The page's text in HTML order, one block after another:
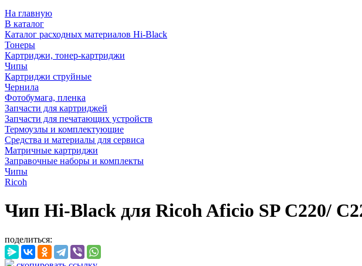
На главную
В каталог
Каталог расходных материалов Hi-Black
Тонеры
Картриджи, тонер-картриджи
Чипы
Картриджи струйные
Чернила
Фотобумага, пленка
Запчасти для картриджей
Запчасти для печатающих устройств
Термоузлы и комплектующие
Средства и материалы для сервиса
Матричные картриджи
Заправочные наборы и комплекты
Чипы
Ricoh
Чип Hi-Black для Ricoh Aficio SP C220/
поделиться: